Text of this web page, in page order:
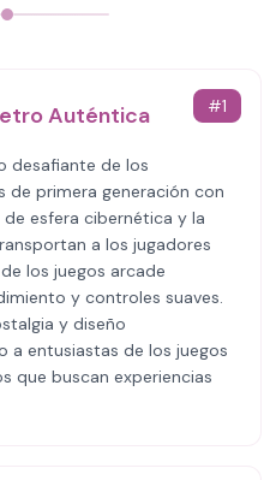
#1
Auténtica
desafiante de los
de primera generación con
esfera cibernética y la
a los jugadores
los juegos arcade
y controles suaves.
y diseño
entusiastas de los juegos
que buscan experiencias